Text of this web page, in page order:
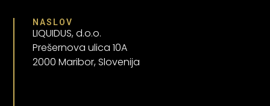
NASLOV
LIQUIDUS, d.o.o.
Prešernova ulica 10A
2000 Maribor, Slovenija